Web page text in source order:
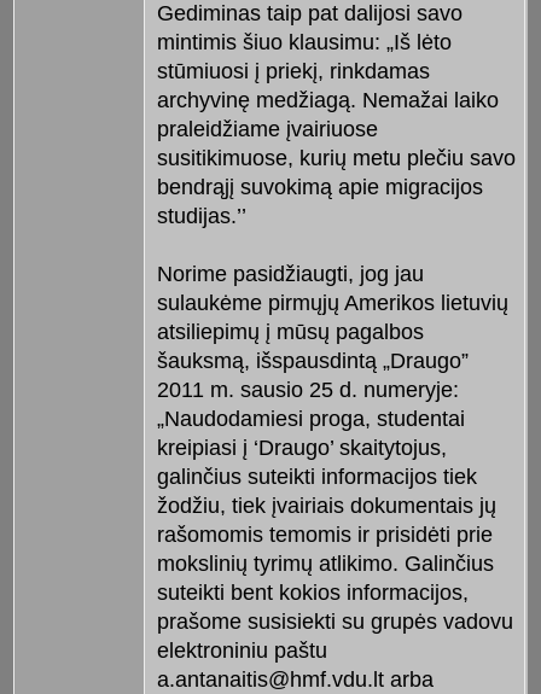
Gediminas taip pat dalijosi savo
mintimis šiuo klausimu: „Iš lėto
stūmiuosi į priekį, rinkdamas
archyvinę medžiagą. Nemažai laiko
praleidžiame įvairiuose
susitikimuose, kurių metu plečiu savo
bendrąjį suvokimą apie migracijos
studijas.’’
Norime pasidžiaugti, jog jau
sulaukėme pirmųjų Amerikos lietuvių
atsiliepimų į mūsų pagalbos
šauksmą, išspausdintą „Draugo”
2011 m. sausio 25 d. numeryje:
„Naudodamiesi proga, studentai
kreipiasi į ‘Draugo’ skaitytojus,
galinčius suteikti informacijos tiek
žodžiu, tiek įvairiais dokumentais jų
rašomomis temomis ir prisidėti prie
mokslinių tyrimų atlikimo. Galinčius
suteikti bent kokios informacijos,
prašome susisiekti su grupės vadovu
elektroniniu paštu
a.antanaitis@hmf.vdu.lt arba